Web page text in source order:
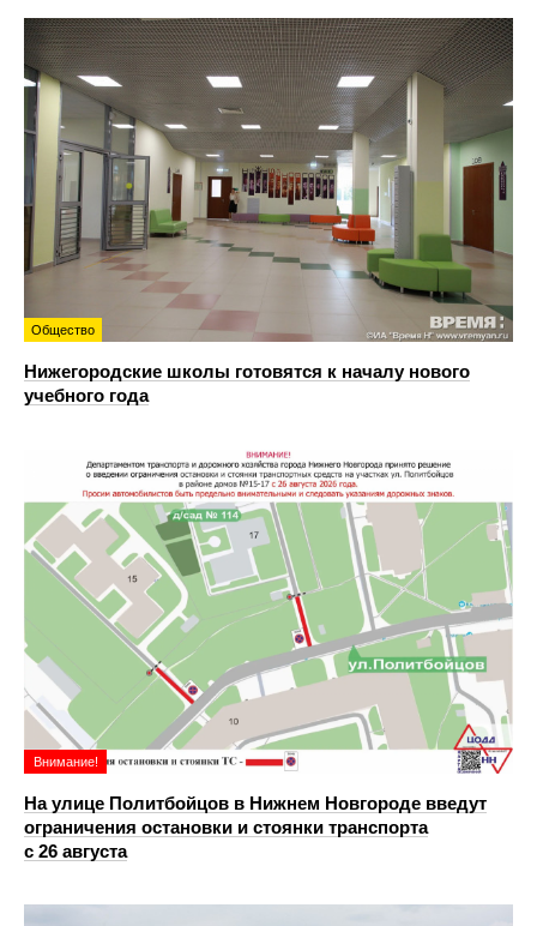
Общество
Нижегородские школы готовятся к началу нового
учебного года
Внимание!
На улице Политбойцов в Нижнем Новгороде введут
ограничения остановки и стоянки транспорта
с 26 августа